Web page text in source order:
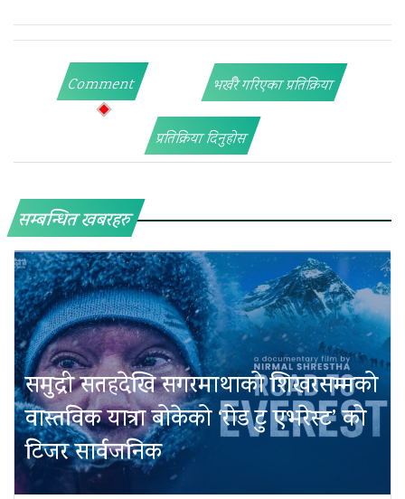
Comment भर्खरै गरिएका प्रतिक्रिया
प्रतिक्रिया दिनुहोस
सम्बन्धित खबरहरु
समुद्री सतहदेखि सगरमाथाको शिखरसम्मको
वास्तविक यात्रा बोकेको ‘रोड टु एभरेस्ट’ को
टिजर सार्वजनिक